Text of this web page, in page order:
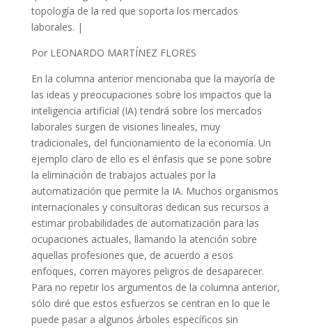
topología de la red que soporta los mercados
laborales. |
Por LEONARDO MARTÍNEZ FLORES
En la columna anterior mencionaba que la mayoría de
las ideas y preocupaciones sobre los impactos que la
inteligencia artificial (IA) tendrá sobre los mercados
laborales surgen de visiones lineales, muy
tradicionales, del funcionamiento de la economía. Un
ejemplo claro de ello es el énfasis que se pone sobre
la eliminación de trabajos actuales por la
automatización que permite la IA. Muchos organismos
internacionales y consultoras dedican sus recursos a
estimar probabilidades de automatización para las
ocupaciones actuales, llamando la atención sobre
aquellas profesiones que, de acuerdo a esos
enfoques, corren mayores peligros de desaparecer.
Para no repetir los argumentos de la columna anterior,
sólo diré que estos esfuerzos se centran en lo que le
puede pasar a algunos árboles específicos sin